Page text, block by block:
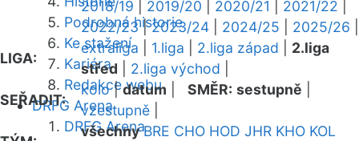
Podrobná historie
Ke stažení
Kariéra
Redakce webu
DRFG Arena
DRFG Arena
2018/19
2019/20 2020/21 2021/22
2022/23|2023/24 2024/25 2025/26
LIGA:
extraliga 1.liga 2.liga západ
2.liga
střed
2.liga východ
SEŘADIT:
kolo|datum SMĚR: sestupně
vzestupně
všechny BRE CHO HOD JHR KHO KOL